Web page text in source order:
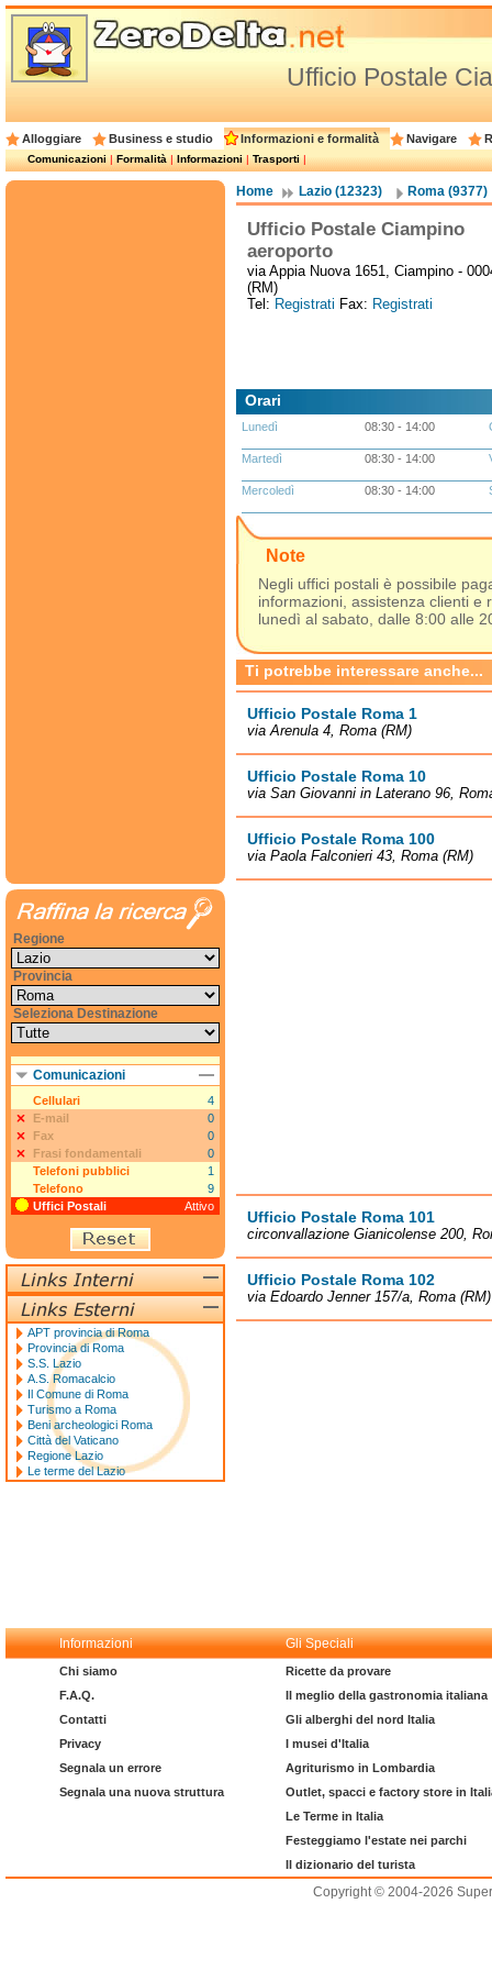
Ufficio Postale
Alloggiare Business e studio Informazioni e formalità Navigare
Comunicazioni|Formalità|Informazioni|Trasporti|
Home Lazio (12323) Roma (9377)
Ufficio Postale Ciampino
aeroporto
via Appia Nuova 1651, Ciampino -
(RM)
Tel: Registrati Fax: Registrati
Orari
Lunedì 08:30 - 14:00
Martedì 08:30 - 14:00
Mercoledì 08:30 - 14:00
Note
Negli uffici postali è possibile
informazioni, assistenza clienti e
lunedì al sabato, dalle 8:00 alle
Ti potrebbe interessare anche...
Ufficio Postale Roma 1
via Arenula 4, Roma (RM)
Ufficio Postale Roma 10
via San Giovanni in Laterano 96,
Ufficio Postale Roma 100
via Paola Falconieri 43, Roma (RM)
Ufficio Postale Roma 101
circonvallazione Gianicolense 200,
Ufficio Postale Roma 102
via Edoardo Jenner 157/a, Roma (RM)
Regione
Provincia
Seleziona Destinazione
Comunicazioni
Cellulari
4
E-mail
0
Fax
0
Frasi fondamentali
0
Telefoni pubblici
1
Telefono
9
Uffici Postali
Attivo
APT provincia di Roma
Provincia di Roma
S.S. Lazio
A.S. Romacalcio
Il Comune di Roma
Turismo a Roma
Beni archeologici Roma
Città del Vaticano
Regione Lazio
Le terme del Lazio
Informazioni Gli Speciali
Chi siamo
F.A.Q.
Contatti
Privacy
Segnala un errore
Segnala una nuova struttura
Ricette da provare
Il meglio della gastronomia italiana
Gli alberghi del nord Italia
I musei d'Italia
Agriturismo in Lombardia
Outlet, spacci e factory store in
Le Terme in Italia
Festeggiamo l'estate nei parchi
Il dizionario del turista
Copyright © 2004-2026